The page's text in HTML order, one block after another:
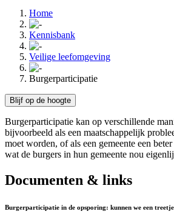
Home
Kennisbank
Veilige leefomgeving
Burgerparticipatie
Blijf op de hoogte
Burgerparticipatie kan op verschillende
bijvoorbeeld als een maatschappelijk
moet worden, of als een gemeente een
wat de burgers in hun gemeente nou
Documenten & links
Burgerparticipatie in de opsporing: kunnen we een